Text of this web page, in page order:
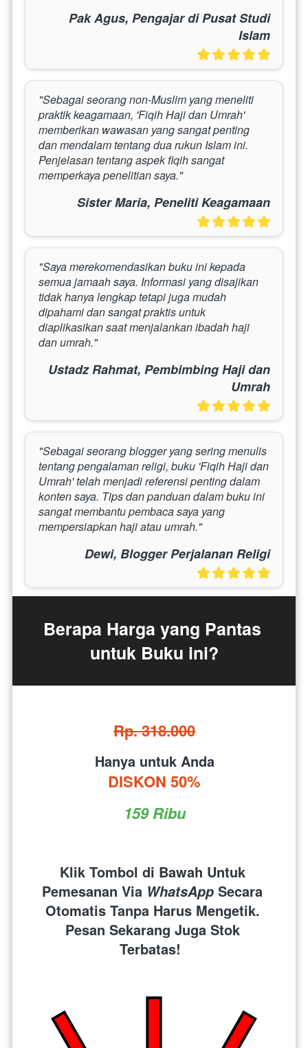
Pak Agus, Pengajar di Pusat Studi
Islam
"Sebagai seorang non-Muslim yang meneliti
praktik keagamaan, 'Fiqih Haji dan Umrah'
memberikan wawasan yang sangat penting
dan mendalam tentang dua rukun Islam ini.
Penjelasan tentang aspek fiqih sangat
memperkaya penelitian saya."
Sister Maria, Peneliti Keagamaan
"Saya merekomendasikan buku ini kepada
semua jamaah saya. Informasi yang disajikan
tidak hanya lengkap tetapi juga mudah
dipahami dan sangat praktis untuk
diaplikasikan saat menjalankan ibadah haji
dan umrah."
Ustadz Rahmat, Pembimbing Haji dan
Umrah
"Sebagai seorang blogger yang sering menulis
tentang pengalaman religi, buku 'Fiqih Haji dan
Umrah' telah menjadi referensi penting dalam
konten saya. Tips dan panduan dalam buku ini
sangat membantu pembaca saya yang
mempersiapkan haji atau umrah."
Dewi, Blogger Perjalanan Religi
Berapa Harga yang Pantas
untuk Buku ini?
Rp. 318.000
Hanya untuk Anda
DISKON 50%
159 Ribu
Klik Tombol di Bawah Untuk
Pemesanan Via WhatsApp Secara
Otomatis Tanpa Harus Mengetik.
Pesan Sekarang Juga Stok
Terbatas!